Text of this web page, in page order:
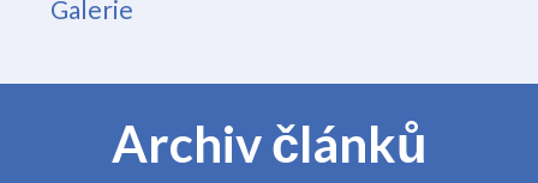
Galerie
Archiv článků